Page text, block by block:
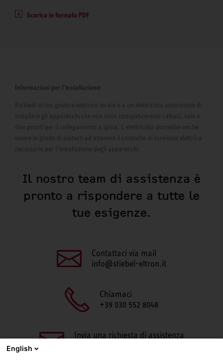
Scarica in formato PDF
Informazioni per l’installazione:
Richiedi al tuo gestore elettrico locale o a un elettricista autorizzato di
installare gli apparecchi che non sono completamente cablati, vale a
dire pronti per il collegamento a spina. L’elettricista dovrebbe anche
essere in grado di aiutarti ad ottenere il contratto di fornitura elettrica
necessario per l’installazione degli apparecchi.
Il nostro team di assistenza è
pronto a rispondere a tutte le
tue esigenze.
Contattaci via mail
info@stiebel-eltron.it
Chiamaci
+39 030 552 8048
Invia una richiesta di assistenza
English